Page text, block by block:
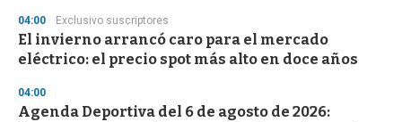
04:00 Exclusivo suscriptores
El invierno arrancó caro para el mercado
eléctrico: el precio spot más alto en doce años
04:00
Agenda Deportiva del 6 de agosto de 2026: